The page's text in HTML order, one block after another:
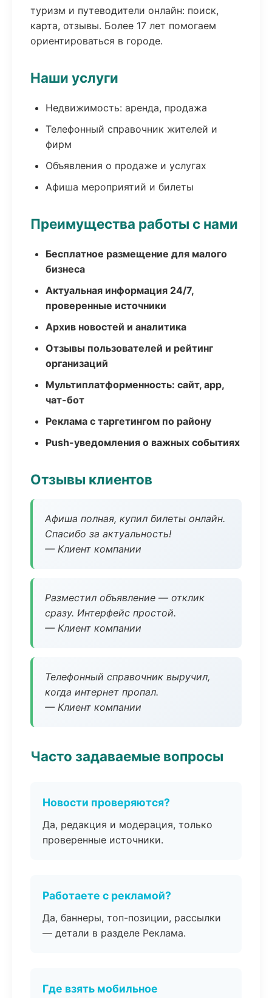
туризм и путеводители онлайн: поиск,
карта, отзывы. Более 17 лет помогаем
ориентироваться в городе.
Наши услуги
Недвижимость: аренда, продажа
Телефонный справочник жителей и
фирм
Объявления о продаже и услугах
Афиша мероприятий и билеты
Преимущества работы с нами
Бесплатное размещение для малого
бизнеса
Актуальная информация 24/7,
проверенные источники
Архив новостей и аналитика
Отзывы пользователей и рейтинг
организаций
Мультиплатформенность: сайт, app,
чат-бот
Реклама с таргетингом по району
Push-уведомления о важных событиях
Отзывы клиентов
Афиша полная, купил билеты онлайн.
Спасибо за актуальность!
— Клиент компании
Разместил объявление — отклик
сразу. Интерфейс простой.
— Клиент компании
Телефонный справочник выручил,
когда интернет пропал.
— Клиент компании
Часто задаваемые вопросы
Новости проверяются?
Да, редакция и модерация, только
проверенные источники.
Работаете с рекламой?
Да, баннеры, топ-позиции, рассылки
— детали в разделе Реклама.
Где взять мобильное